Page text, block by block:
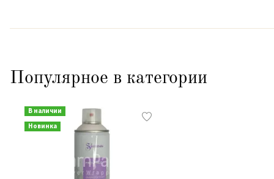
Популярное в категории
В наличии
Новинка